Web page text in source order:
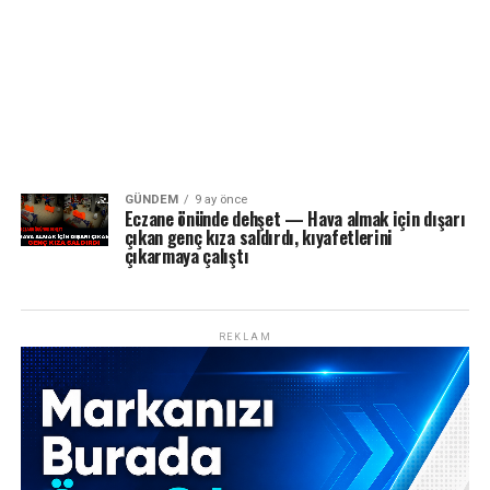
GÜNDEM 9 ay önce
Eczane önünde dehşet — Hava almak için dışarı
çıkan genç kıza saldırdı, kıyafetlerini
çıkarmaya çalıştı
REKLAM